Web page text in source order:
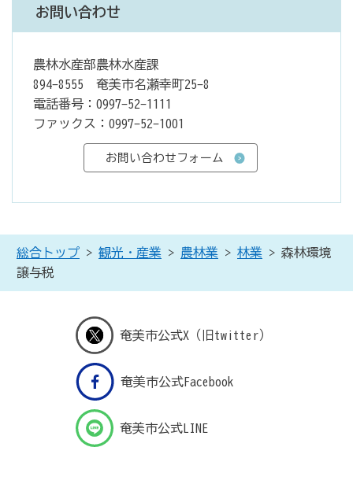
お問い合わせ
農林水産部農林水産課
894-8555 奄美市名瀬幸町25-8
電話番号：0997-52-1111
ファックス：0997-52-1001
総合トップ > 観光・産業 > 農林業 > 林業 > 森林環境
譲与税
奄美市公式X（旧twitter）
奄美市公式Facebook
奄美市公式LINE